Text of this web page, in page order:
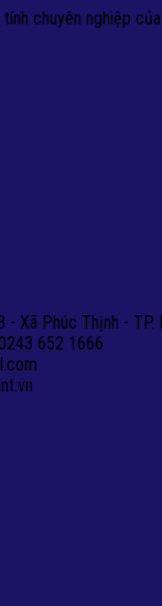
chuyên nghiệp
- Xã Phúc Thịnh - TP.
652 1666